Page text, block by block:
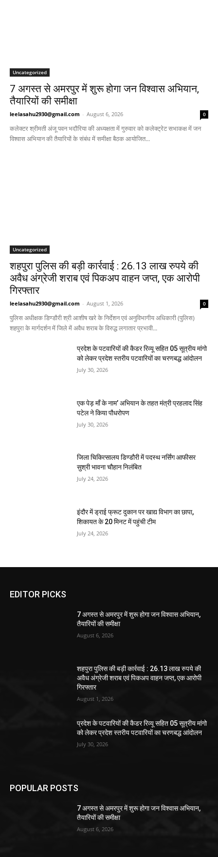
Uncategorized
7 अगस्त से अमरपुर में शुरू होगा जन विश्वास अभियान,
तैयारियों की समीक्षा
leelasahu2930@gmail.com - August 6, 2026 0
कलेक्टर श्रीमती अंजू पवन भदौरिया की अध्यक्षता में गुरुवार को कलेक्ट्रेट सभाकक्ष में जन
विश्वास अभियान की तैयारियों के संबंध में समीक्षा बैठक आयोजित...
Uncategorized
शहपुरा पुलिस की बड़ी कार्रवाई : 26.13 लाख रुपये की
अवैध अंग्रेजी शराब एवं पिकअप वाहन जप्त, एक आरोपी
गिरफ्तार
leelasahu2930@gmail.com - August 1, 2026 0
पुलिस अधीक्षक डिण्डौरी श्री आशीष खरे के निर्देशन एवं अनुविभागीय अधिकारी (पुलिस)
शहपुरा के मार्गदर्शन में जिले में अवैध शराब के विरुद्ध लगातार प्रभावी...
प्रदेश के पटवारियों की कैडर रिव्यू सहित 05 सूत्रीय मांगो
को लेकर प्रदेश स्तरीय पटवारियों का चरणबद्ध आंदोलन
July 30, 2026
एक पेड़ माँ के नाम’ अभियान के तहत मंत्री प्रहलाद सिंह
पटेल ने किया पौधरोपण
July 30, 2026
जिला चिकित्सालय डिण्डौरी में पदस्थ नर्सिंग आफीसर
सुश्री भावना चौहान निलंबित
July 24, 2026
इंदौर में ड्राई फ्रूट दुकान पर खाद्य विभाग का छापा,
शिकायत के 20 मिनट में पहुंची टीम
July 24, 2026
EDITOR PICKS
7 अगस्त से अमरपुर में शुरू होगा जन विश्वास अभियान,
तैयारियों की समीक्षा
August 6, 2026
शहपुरा पुलिस की बड़ी कार्रवाई : 26.13 लाख रुपये की
अवैध अंग्रेजी शराब एवं पिकअप वाहन जप्त, एक आरोपी
गिरफ्तार
August 1, 2026
प्रदेश के पटवारियों की कैडर रिव्यू सहित 05 सूत्रीय मांगो
को लेकर प्रदेश स्तरीय पटवारियों का चरणबद्ध आंदोलन
July 30, 2026
POPULAR POSTS
7 अगस्त से अमरपुर में शुरू होगा जन विश्वास अभियान,
तैयारियों की समीक्षा
August 6, 2026